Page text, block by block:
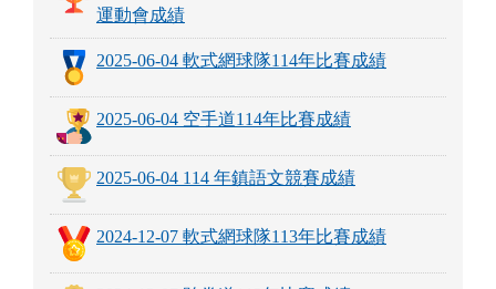
運動會成績
2025-06-04 軟式網球隊114年比賽成績
2025-06-04 空手道114年比賽成績
2025-06-04 114 年鎮語文競賽成績
2024-12-07 軟式網球隊113年比賽成績